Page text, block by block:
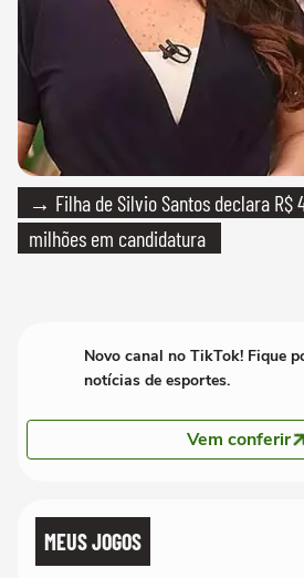
→ Filha de Silvio Santos declara R$
milhões em candidatura
Novo canal no TikTok! Fique
notícias de esportes.
Vem conferir
MEUS JOGOS